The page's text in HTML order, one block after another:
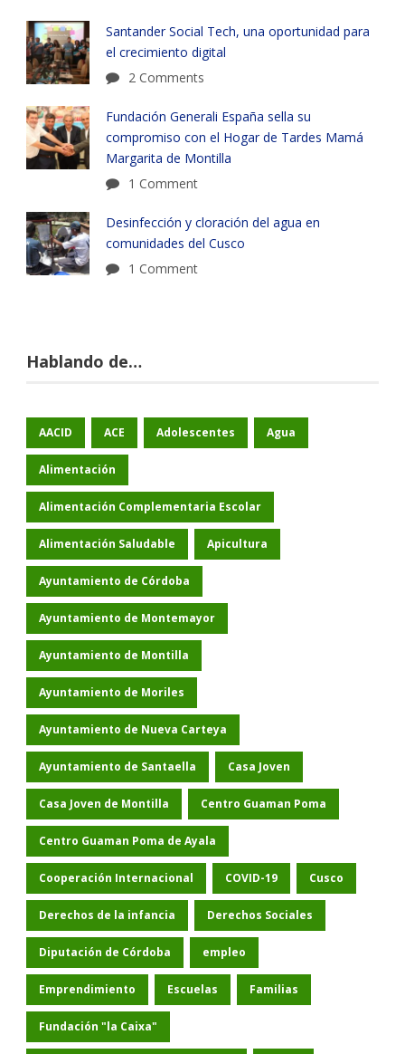
Santander Social Tech, una oportunidad para
el crecimiento digital
2 Comments
Fundación Generali España sella su
compromiso con el Hogar de Tardes Mamá
Margarita de Montilla
1 Comment
Desinfección y cloración del agua en
comunidades del Cusco
1 Comment
Hablando de…
AACID ACE Adolescentes Agua
Alimentación
Alimentación Complementaria Escolar
Alimentación Saludable Apicultura
Ayuntamiento de Córdoba
Ayuntamiento de Montemayor
Ayuntamiento de Montilla
Ayuntamiento de Moriles
Ayuntamiento de Nueva Carteya
Ayuntamiento de Santaella Casa Joven
Casa Joven de Montilla Centro Guaman Poma
Centro Guaman Poma de Ayala
Cooperación Internacional COVID-19 Cusco
Derechos de la infancia Derechos Sociales
Diputación de Córdoba empleo
Emprendimiento Escuelas Familias
Fundación "la Caixa"